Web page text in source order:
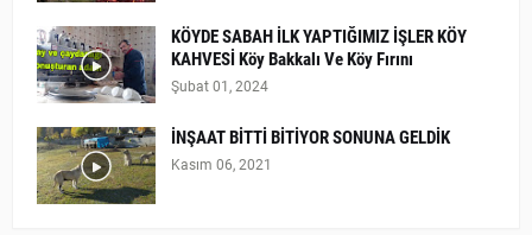
KÖYDE SABAH İLK YAPTIĞIMIZ İŞLER KÖY
KAHVESİ Köy Bakkalı Ve Köy Fırını
Şubat 01, 2024
İNŞAAT BİTTİ BİTİYOR SONUNA GELDİK
Kasım 06, 2021